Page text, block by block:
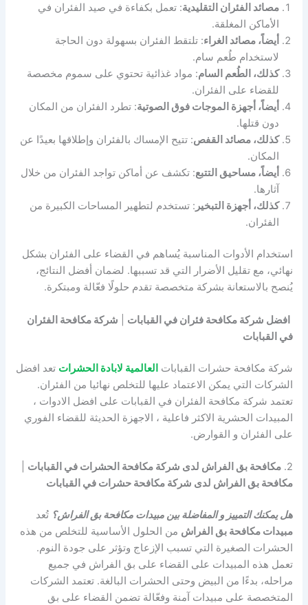
مصائد الفئران التقليدية: تعمل بكفاءة في صيد الفئران في
الأماكن المغلقة.
أيضاً، مصائد الغراء: تلتقط الفئران بسهولة دون الحاجة
لاستخدام طُعم سام.
كذلك، الطُعم السام: مواد غذائية تحتوي على سموم مخصصة
للقضاء على الفئران.
أيضاً، أجهزة الموجات فوق الصوتية: تطرد الفئران من المكان
دون قتلها.
كذلك، مصائد القفص: تتيح الإمساك بالفئران وإطلاقها بعيدًا عن
المكان.
أيضاً، مساحيق التتبع: تكشف عن أماكن تواجد الفئران من خلال
آثارها.
كذلك، أجهزة التبخير : تستخدم لتطهير المساحات الكبيرة من
الفئران.
استخدام الأدوات المناسبة يُساهم في القضاء على الفئران بشكل
نهائي، مع تقليل الأضرار التي قد تسببها. لضمان أفضل النتائج،
يُنصح بالاستعانة بشركة متخصصة تقدم حلولًا فعّالة ومبتكرة.
افضل شركة مكافحة فئران في القبابات
شركة مكافحة الفئران
في القبابات
شركة مكافحة حشرات القبابات العالمية لابادة الحشرات تعد افضل
الشركات التي يمكن الاعتماد عليها للتخلص نهائيا من الفئران.
تعتمد شركة مكافحة الفئران في القبابات على افضل الادوات ،
المبيدات الحشرية الاكثر فاعلية ، الاجهزة الحديثة للقضاء الفوري
على الفئران و القوارض.
2. مكافحة بق الفراش لدى شركة مكافحة الحشرات في القبابات
مكافحة بق الفراش لدى شركة مكافحة حشرات في القبابات
هل يمكنك التمييز و المفاضلة بين مبيدات مكافحة بق الفراش؟ تُعد
مبيدات مكافحة بق الفراش من الحلول الأساسية للتخلص من هذه
الحشرات الصغيرة التي تسبب الإزعاج وتؤثر على جودة النوم.
تعمل هذه المبيدات على القضاء على بق الفراش في جميع
مراحله، بدءًا من البيض وحتى الحشرات البالغة. تعتمد الشركات
المتخصصة على مبيدات آمنة وفعّالة تضمن القضاء على بق